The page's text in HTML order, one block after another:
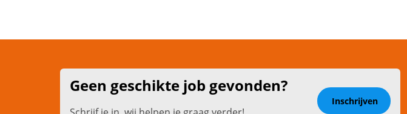
Geen geschikte job gevonden?
Inschrijven